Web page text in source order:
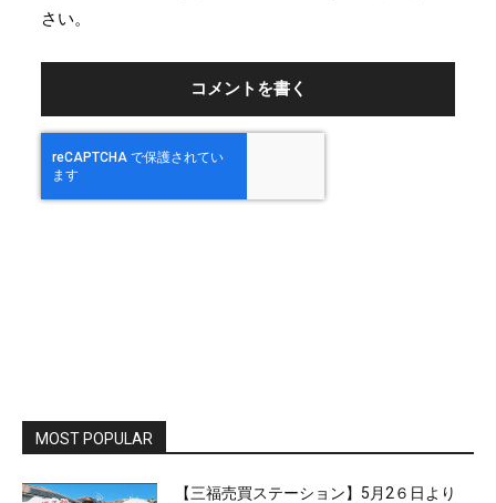
：
さい。
MOST POPULAR
【三福売買ステーション】5月2６日より